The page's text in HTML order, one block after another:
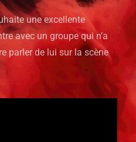
une excellente
avec un groupe qui n’a
parler de lui sur la scène